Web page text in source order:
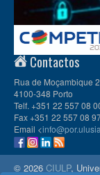
Contactos
Rua de Moçambique
4100-348 Porto
Telf. +351 22 557 08
Fax +351 22 557 08
Email <
© 2026 CIULP,